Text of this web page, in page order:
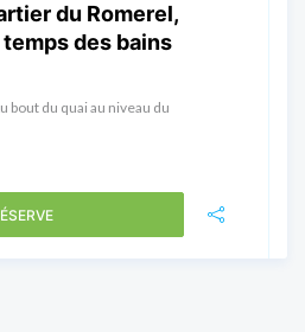
du Romerel,
des bains
bout du quai au niveau du